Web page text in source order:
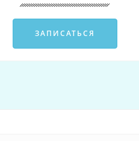
ЗАПИСАТЬСЯ